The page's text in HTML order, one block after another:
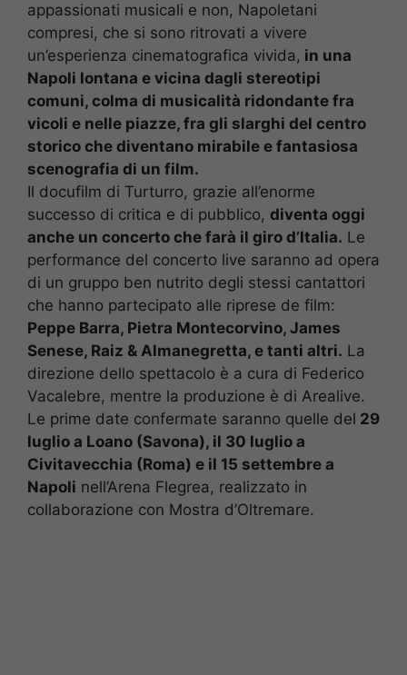
appassionati musicali e non, Napoletani
compresi, che si sono ritrovati a vivere
un’esperienza cinematografica vivida, in una
Napoli lontana e vicina dagli stereotipi
comuni, colma di musicalità ridondante fra
vicoli e nelle piazze, fra gli slarghi del centro
storico che diventano mirabile e fantasiosa
scenografia di un film.
Il docufilm di Turturro, grazie all’enorme
successo di critica e di pubblico, diventa oggi
anche un concerto che farà il giro d’Italia. Le
performance del concerto live saranno ad opera
di un gruppo ben nutrito degli stessi cantattori
che hanno partecipato alle riprese de film:
Peppe Barra, Pietra Montecorvino, James
Senese, Raiz & Almanegretta, e tanti altri. La
direzione dello spettacolo è a cura di Federico
Vacalebre, mentre la produzione è di Arealive.
Le prime date confermate saranno quelle del 29
luglio a Loano (Savona), il 30 luglio a
Civitavecchia (Roma) e il 15 settembre a
Napoli nell’Arena Flegrea, realizzato in
collaborazione con Mostra d’Oltremare.